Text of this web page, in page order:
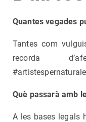
Quantes vegades
Tantes com
recorda
Què passarà amb
A les bases legals